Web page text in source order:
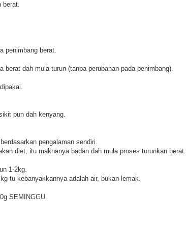
berat.
penimbang berat.
dah mula turun (tanpa perubahan pada penimbang).
pun dah kenyang.
pengalaman sendiri.
diet, itu maknanya badan dah mula proses turunkan berat.
1-2kg.
tu kebanyakkannya adalah air, bukan lemak.
SEMINGGU.